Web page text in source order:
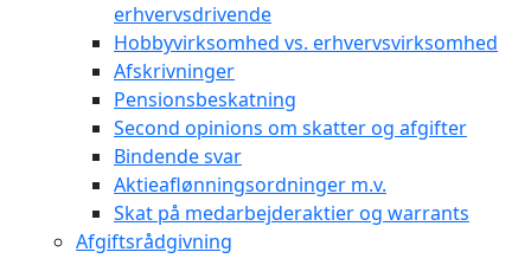
erhvervsdrivende
Hobbyvirksomhed vs. erhvervsvirksomhed
Afskrivninger
Pensionsbeskatning
Second opinions om skatter og afgifter
Bindende svar
Aktieaflønningsordninger m.v.
Skat på medarbejderaktier og warrants
Afgiftsrådgivning